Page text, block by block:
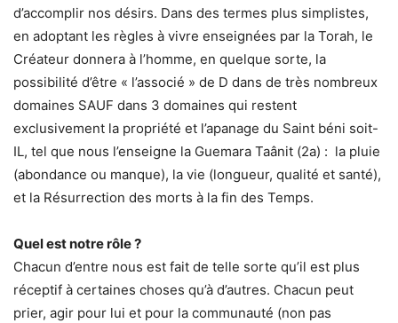
d’accomplir nos désirs. Dans des termes plus simplistes,
en adoptant les règles à vivre enseignées par la Torah, le
Créateur donnera à l’homme, en quelque sorte, la
possibilité d’être « l’associé » de D dans de très nombreux
domaines SAUF dans 3 domaines qui restent
exclusivement la propriété et l’apanage du Saint béni soit-
IL, tel que nous l’enseigne la Guemara Taânit (2a) : la pluie
(abondance ou manque), la vie (longueur, qualité et santé),
et la Résurrection des morts à la fin des Temps.
Quel est notre rôle ?
Chacun d’entre nous est fait de telle sorte qu’il est plus
réceptif à certaines choses qu’à d’autres. Chacun peut
prier, agir pour lui et pour la communauté (non pas